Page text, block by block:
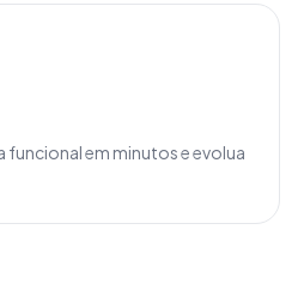
em minutos e evolua